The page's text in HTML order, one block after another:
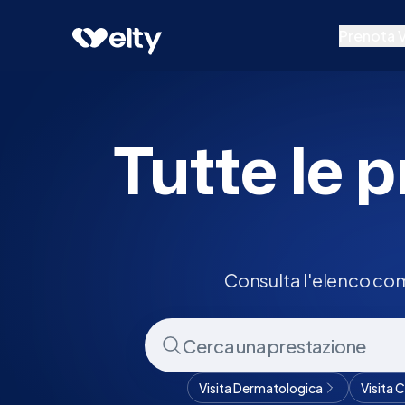
Prestazioni
Prenota visita
Tutte le
Consulta l'elenco
Visita Dermatologica Visita